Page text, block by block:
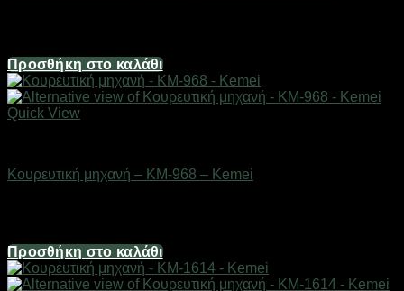
Προσθήκη στο καλάθι
Quick View
Κουρευτική μηχανή – KM-968 – Kemei
Προσθήκη στο καλάθι